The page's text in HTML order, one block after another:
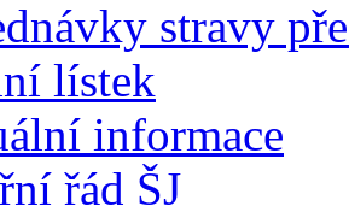
stravy
lístek
informace
řád ŠJ